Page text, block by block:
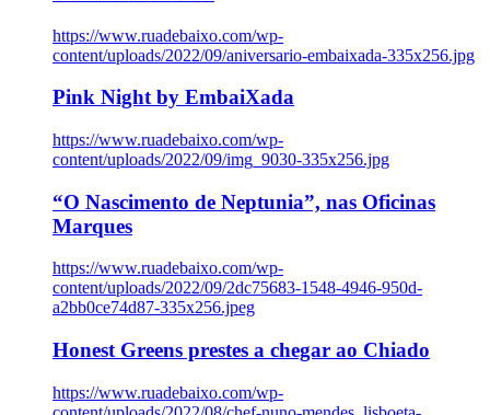
https://www.ruadebaixo.com/wp-
content/uploads/2022/09/aniversario-embaixada-335x256.jpg
Pink Night by EmbaiXada
https://www.ruadebaixo.com/wp-
content/uploads/2022/09/img_9030-335x256.jpg
“O Nascimento de Neptunia”, nas Oficinas
Marques
https://www.ruadebaixo.com/wp-
content/uploads/2022/09/2dc75683-1548-4946-950d-
a2bb0ce74d87-335x256.jpeg
Honest Greens prestes a chegar ao Chiado
https://www.ruadebaixo.com/wp-